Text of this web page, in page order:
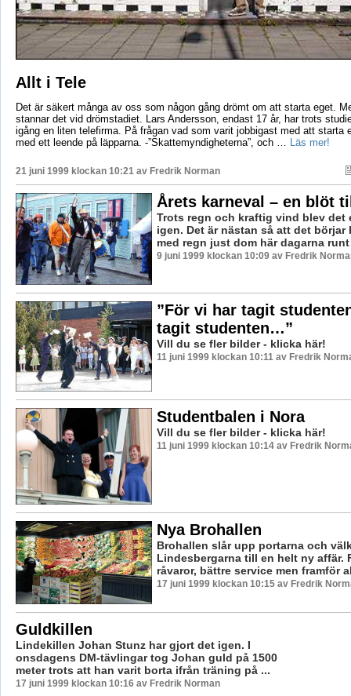
Allt i Tele
Det är säkert många av oss som någon gång drömt om att starta eget.
stannar det vid drömstadiet. Lars Andersson, endast 17 år, har trots
igång en liten telefirma. På frågan vad som varit jobbigast med att starta
med ett leende på läpparna. -”Skattemyndigheterna”, och …
Läs mer!
21 juni 1999 klockan 10:21 av Fredrik Norman
Årets karneval – en blöt
Trots regn och kraftig vind blev det
igen. Det är nästan så att det
med regn just dom här dagarna runt
9 juni 1999 klockan 10:09 av Fredrik
”För vi har tagit
tagit studenten…”
Vill du se fler bilder - klicka här!
11 juni 1999 klockan 10:11 av Fredrik
Studentbalen i Nora
Vill du se fler bilder - klicka här!
11 juni 1999 klockan 10:14 av Fredrik
Nya Brohallen
Brohallen slår upp portarna och
Lindesbergarna till en helt ny affär.
råvaror, bättre service men framför
17 juni 1999 klockan 10:15 av Fredrik
Guldkillen
Lindekillen Johan Stunz har gjort det igen. I
onsdagens DM-tävlingar tog Johan guld på 1500
meter trots att han varit borta ifrån träning på ...
17 juni 1999 klockan 10:16 av Fredrik Norman